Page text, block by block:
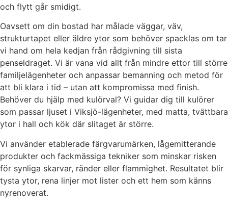
och flytt går smidigt.
Oavsett om din bostad har målade väggar, väv,
strukturtapet eller äldre ytor som behöver spacklas om tar
vi hand om hela kedjan från rådgivning till sista
penseldraget. Vi är vana vid allt från mindre ettor till större
familjelägenheter och anpassar bemanning och metod för
att bli klara i tid – utan att kompromissa med finish.
Behöver du hjälp med kulörval? Vi guidar dig till kulörer
som passar ljuset i Viksjö-lägenheter, med matta, tvättbara
ytor i hall och kök där slitaget är större.
Vi använder etablerade färgvarumärken, lågemitterande
produkter och fackmässiga tekniker som minskar risken
för synliga skarvar, ränder eller flammighet. Resultatet blir
tysta ytor, rena linjer mot lister och ett hem som känns
nyrenoverat.